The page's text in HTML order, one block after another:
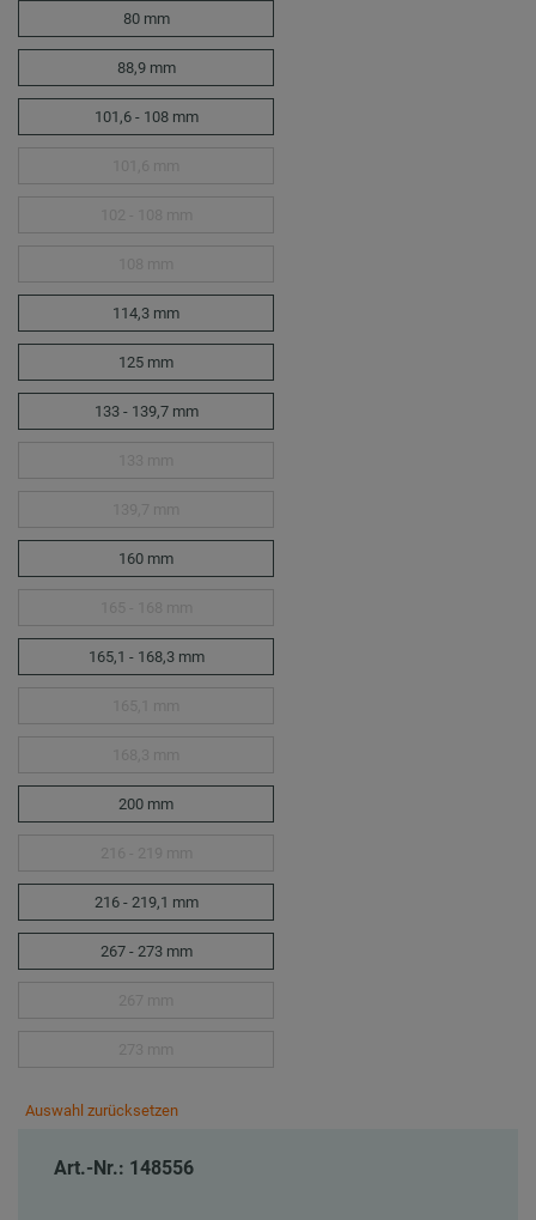
80 mm
88,9 mm
101,6 - 108 mm
114,3 mm
125 mm
133 - 139,7 mm
160 mm
165,1 - 168,3 mm
200 mm
216 - 219,1 mm
267 - 273 mm
Auswahl zurücksetzen
Art.-Nr.: 148556